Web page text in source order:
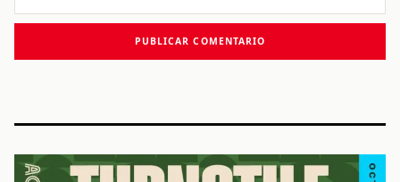
web